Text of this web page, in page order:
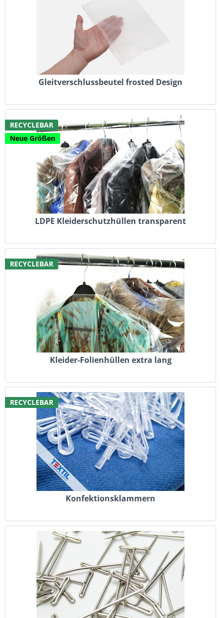
Gleitverschlussbeutel frosted Design
RECYCLEBAR
Neue Größen
LDPE Kleiderschutzhüllen transparent
RECYCLEBAR
Kleider-Folienhüllen extra lang
RECYCLEBAR
Konfektionsklammern